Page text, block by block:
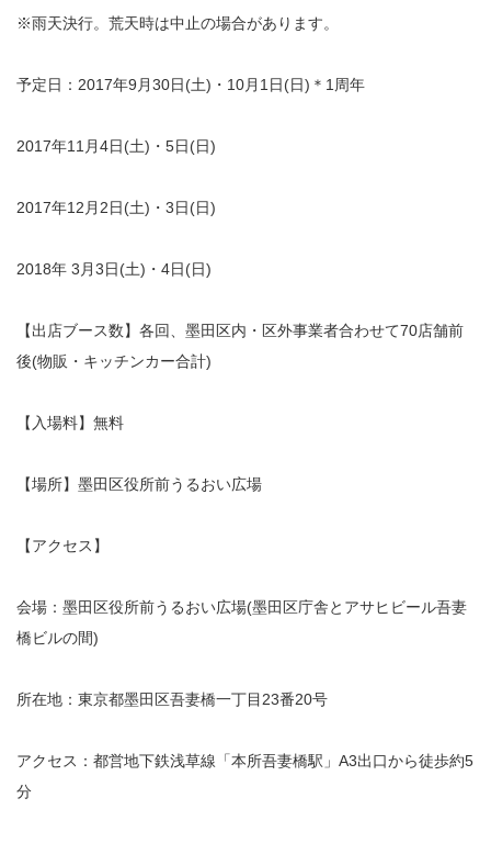
※雨天決行。荒天時は中止の場合があります。
予定日：2017年9月30日(土)・10月1日(日)＊1周年
2017年11月4日(土)・5日(日)
2017年12月2日(土)・3日(日)
2018年 3月3日(土)・4日(日)
【出店ブース数】各回、墨田区内・区外事業者合わせて70店舗前
後(物販・キッチンカー合計)
【入場料】無料
【場所】墨田区役所前うるおい広場
【アクセス】
会場：墨田区役所前うるおい広場(墨田区庁舎とアサヒビール吾妻
橋ビルの間)
所在地：東京都墨田区吾妻橋一丁目23番20号
アクセス：都営地下鉄浅草線「本所吾妻橋駅」A3出口から徒歩約5
分